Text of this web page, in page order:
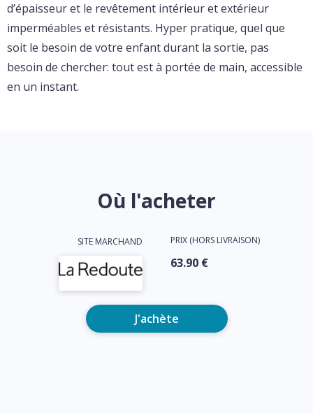
d’épaisseur et le revêtement intérieur et extérieur
imperméables et résistants. Hyper pratique, quel que
soit le besoin de votre enfant durant la sortie, pas
besoin de chercher: tout est à portée de main, accessible
en un instant.
Où l'acheter
SITE MARCHAND PRIX (HORS LIVRAISON)
63.90 €
J'achète